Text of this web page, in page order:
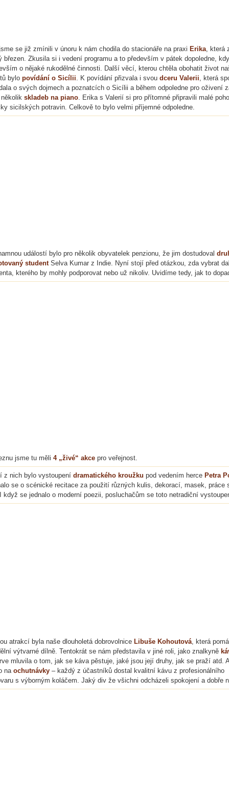
se již zmínili v únoru k nám chodila do stacionáře na praxi Erika , která
březen. Zkusila si i vedení programu a to především v pátek dopoledne,
o nějaké rukodělné činnosti. Další věcí, kterou chtěla obohatit život
bylo povídání o Sicílii . K povídání přizvala i svou dceru Valerii , která
o svých dojmech a poznatcích o Sicílii a během odpoledne pro oživení
skladeb na piano . Erika s Valerií si pro přítomné připravili malé
sicilských potravin. Celkově to bylo velmi příjemné odpoledne.
událostí bylo pro několik obyvatelek penzionu, že jim dostudoval
studentSelva Kumar z Indie. Nyní stojí před otázkou, zda vybrat
kterého by mohly podporovat nebo už nikoliv. Uvidíme tedy, jak to
jsme tu měli 4 „živé“ akce pro veřejnost.
z nich bylo vystoupení dramatického kroužku pod vedením herce Petra
se o scénické recitace za použití různých kulis, dekorací, masek, práce
když se jednalo o moderní poezii, posluchačům se toto netradiční
atrakcí byla naše dlouholetá dobrovolnice Libuše Kohoutová , která
výtvarné dílně. Tentokrát se nám představila v jiné roli, jako znalkyně
mluvila o tom, jak se káva pěstuje, jaké jsou její druhy, jak se praží atd.
na ochutnávky – každý z účastníků dostal kvalitní kávu z profesionálního
s výborným koláčem. Jaký div že všichni odcházeli spokojení a dobře